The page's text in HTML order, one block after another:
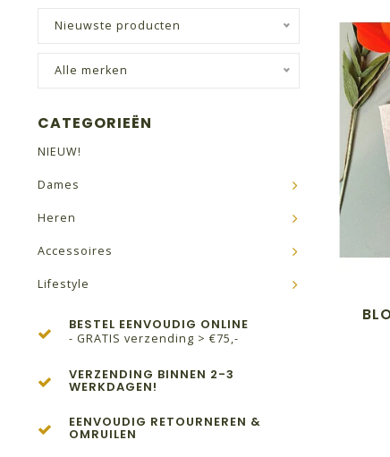
Nieuwste producten
Alle merken
CATEGORIEËN
NIEUW!
Dames
Heren
Accessoires
Lifestyle
BESTEL EENVOUDIG ONLINE
- GRATIS verzending > €75,-
VERZENDING BINNEN 2-3
WERKDAGEN!
EENVOUDIG RETOURNEREN &
OMRUILEN